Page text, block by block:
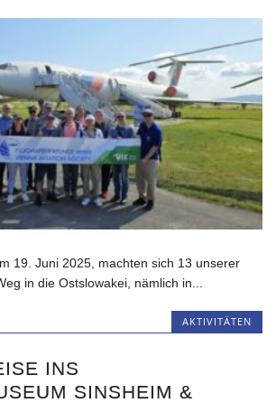
19. Juni 2025, machten sich 13 unserer
in die Ostslowakei, nämlich in...
AKTIVITÄTEN
INS
SINSHEIM &